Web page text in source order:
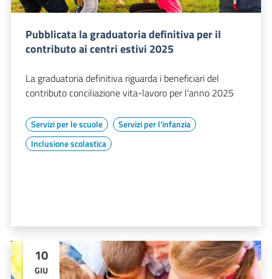
Pubblicata la graduatoria definitiva per il
contributo ai centri estivi 2025
La graduatoria definitiva riguarda i beneficiari del
contributo conciliazione vita-lavoro per l'anno 2025
Servizi per le scuole
Servizi per l'infanzia
Inclusione scolastica
10
GIU